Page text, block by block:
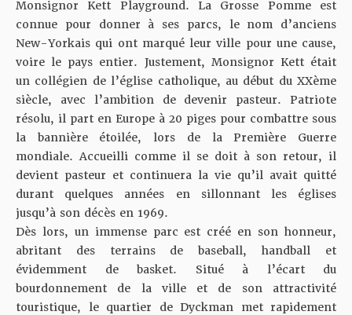
Monsignor Kett Playground. La Grosse Pomme est
connue pour donner à ses parcs, le nom d’anciens
New-Yorkais qui ont marqué leur ville pour une cause,
voire le pays entier. Justement, Monsignor Kett était
un collégien de l’église catholique, au début du XXème
siècle, avec l’ambition de devenir pasteur. Patriote
résolu, il part en Europe à 20 piges pour combattre sous
la bannière étoilée, lors de la Première Guerre
mondiale. Accueilli comme il se doit à son retour, il
devient pasteur et continuera la vie qu’il avait quitté
durant quelques années en sillonnant les églises
jusqu’à son décès en 1969.
Dès lors, un immense parc est créé en son honneur,
abritant des terrains de baseball, handball et
évidemment de basket. Situé à l’écart du
bourdonnement de la ville et de son attractivité
touristique, le quartier de Dyckman met rapidement